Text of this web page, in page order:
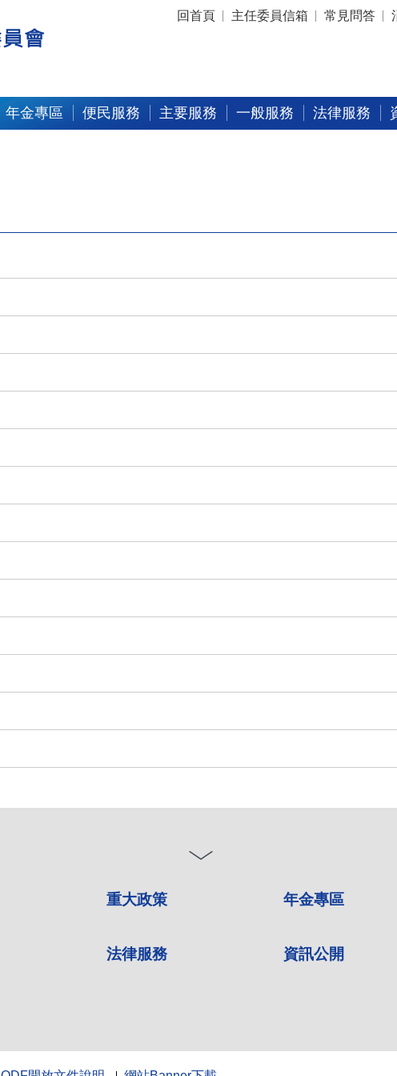
:::
回首頁 主任委員信箱 常見問答
年金專區 便民服務 主要服務 一般服務 法律服務
重大政策 年金專區
法律服務 資訊公開